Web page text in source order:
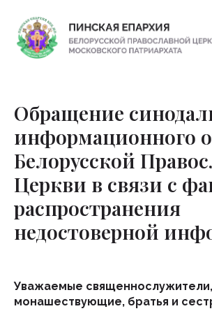
Обращение
информационного
Белорусской
Церкви в связи с
распространения
недостоверной
Уважаемые священнослужители,
монашествующие, братья и